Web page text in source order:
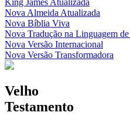
Nova Almeida Atualizada
Nova Bíblia Viva
Nova Tradução na Linguagem
Nova Versão Internacional
Nova Versão Transformadora
Velho
Testamento